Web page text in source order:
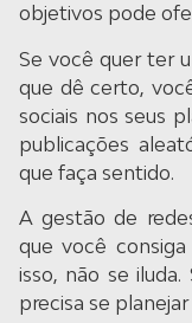
objetivos pode
Se você quer ter
que dê certo,
sociais nos seus
publicações
que faça sentido.
A gestão de
que você
isso, não se
precisa se planejar